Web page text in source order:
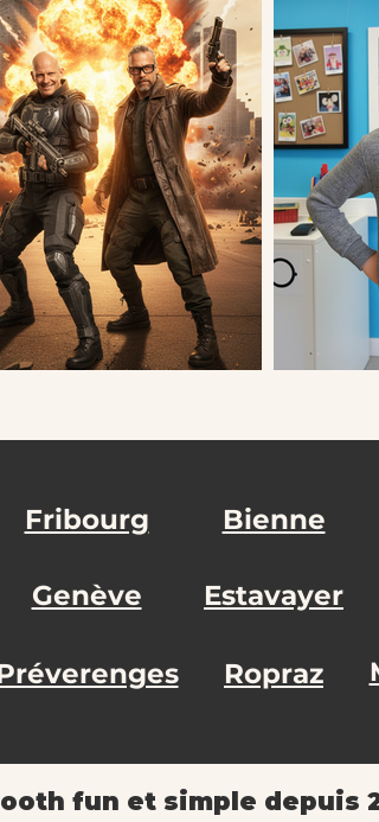
Fribourg Bienne
Genève Estavayer
Ropraz
fun et simple depuis